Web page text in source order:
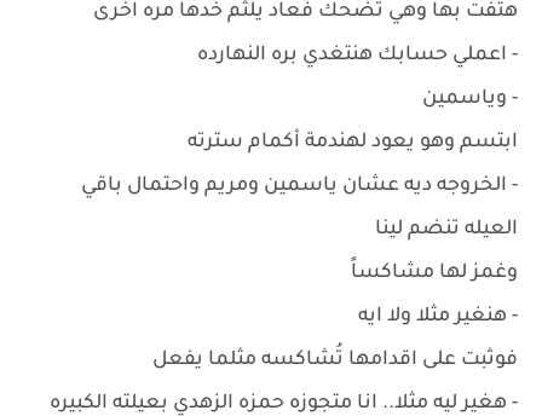
هتفت بها وهي تضحك فعاد يلثم خدها مره اخرى
- اعملي حسابك هنتغدي بره النهارده
- وياسمين
ابتسم وهو يعود لهندمة أكمام سترته
- الخروجه ديه عشان ياسمين ومريم واحتمال باقي
العيله تنضم لينا
وغمز لها مشاكساً
- هنغير مثلا ولا ايه
فوثبت على اقدامها تُشاكسه مثلما يفعل
- هغير ليه مثلا.. انا متجوزه حمزه الزهدي بعيلته الكبيره